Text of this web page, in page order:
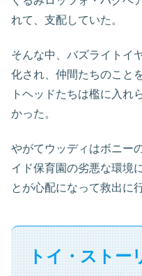
れて、支配していた。
そんな中、バズライトイ
化され、仲間たちのこと
トヘッドたちは檻に入れ
かった。
やがてウッディはボニー
イド保育園の劣悪な環境
とが心配になって救出に
トイ・ストー